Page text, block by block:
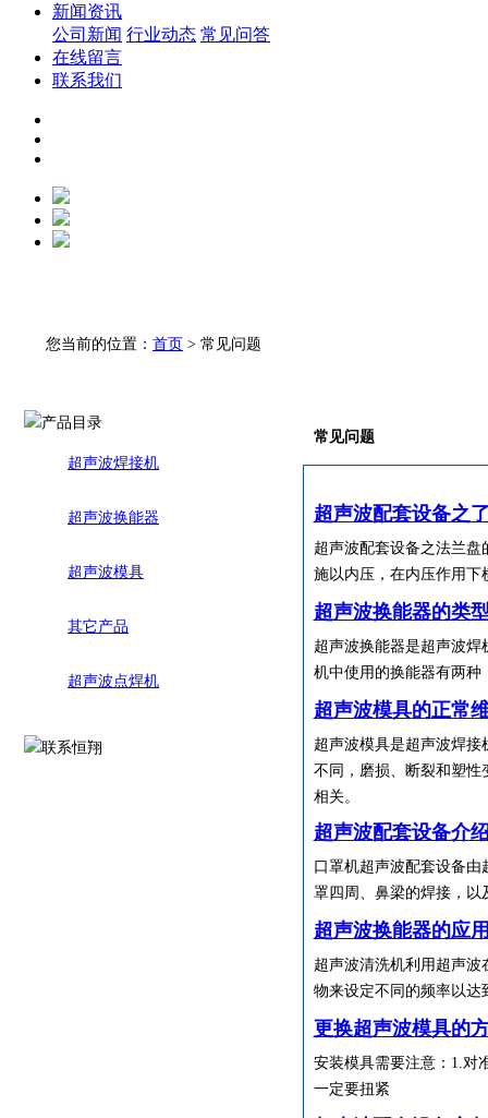
新闻资讯
公司新闻 行业动态 常见问答
在线留言
联系我们
您当前的位置： 首页 > 常见问题
超声波焊接机
超声波换能器
超声波模具
其它产品
超声波点焊机
常见问题
超声波配套设备之
超声波配套设备之法兰
施以内压，在内压作用下
超声波换能器的类
超声波换能器是超声波
机中使用的换能器有两种
超声波模具的正常
超声波模具是超声波焊
不同，磨损、断裂和塑性
相关。
超声波配套设备介
口罩机超声波配套设备
罩四周、鼻梁的焊接，以
超声波换能器的应
超声波清洗机利用超声
物来设定不同的频率以达
更换超声波模具的
安装模具需要注意：1.对
一定要扭紧